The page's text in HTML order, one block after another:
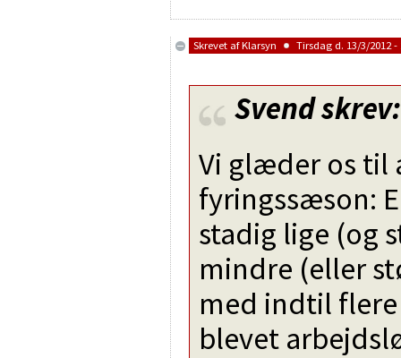
Skrevet afKlarsyn Tirsdag d. 13/3/2012 -
Svendskrev:
Vi glæder os til
fyringssæson:
stadig lige (og
mindre (eller
med indtil
blevet